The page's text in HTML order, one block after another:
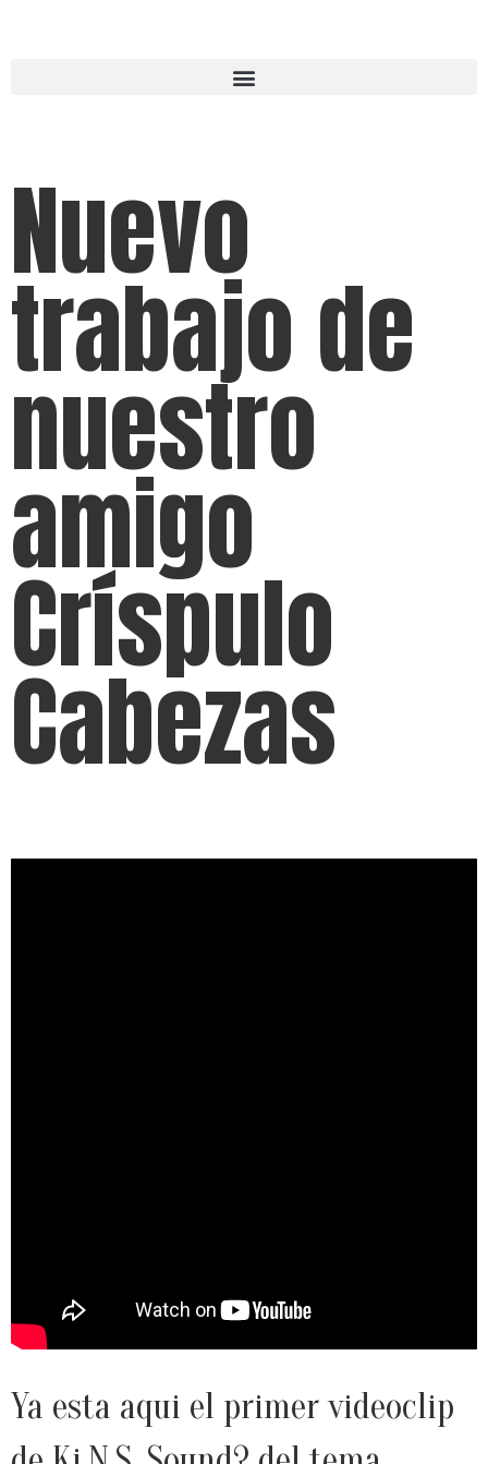
Nuevo
trabajo de
nuestro
amigo
Críspulo
Cabezas
Ya esta aqui el primer videoclip